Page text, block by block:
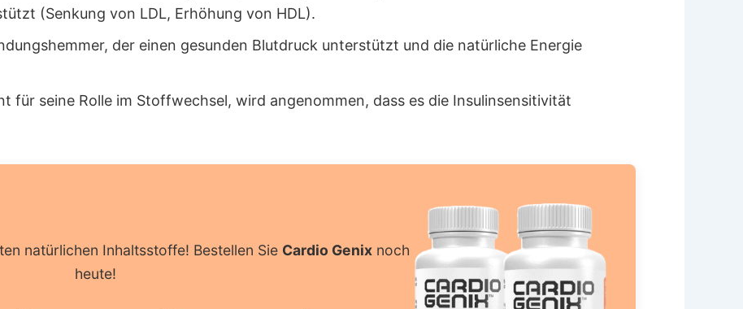
(Senkung von LDL, Erhöhung von HDL).
der einen gesunden Blutdruck unterstützt und die natürliche Energie
für seine Rolle im Stoffwechsel, wird angenommen, dass es die Insulinsensitivität
natürlichen Inhaltsstoffe! Bestellen Sie Cardio Genix noch
heute!